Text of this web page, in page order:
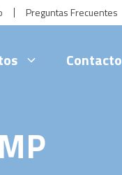
Preguntas Frecuentes
Contacto